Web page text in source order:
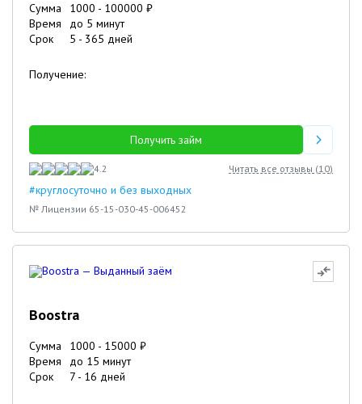
Сумма 1000 - 100000 ₽
Время
до 5 минут
Срок
5 - 365 дней
Получение:
Получить займ
4.2 Читать все отзывы (10)
#круглосуточно и без выходных
№ Лицензии 65-15-030-45-006452
Boostra
Сумма 1000 - 15000 ₽
Время
до 15 минут
Срок
7 - 16 дней